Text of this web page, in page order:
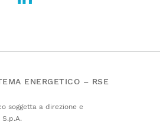
ENERGETICO – RSE
soggetta a direzione e